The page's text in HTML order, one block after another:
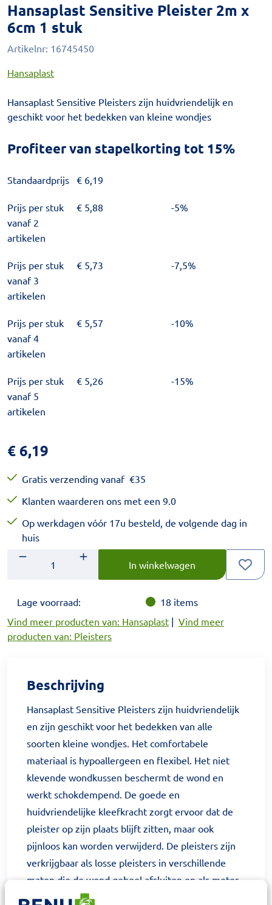
Hansaplast Sensitive Pleister 2m x
6cm 1 stuk
Artikelnr: 16745450
Hansaplast
Hansaplast Sensitive Pleisters zijn huidvriendelijk en
geschikt voor het bedekken van kleine wondjes
Profiteer van stapelkorting tot 15%
Standaardprijs € 6,19
Prijs per stuk
vanaf 2
artikelen
€ 5,88 -5%
Prijs per stuk
vanaf 3
artikelen
€ 5,73 -7,5%
Prijs per stuk
vanaf 4
artikelen
€ 5,57 -10%
Prijs per stuk
vanaf 5
artikelen
€ 5,26 -15%
€ 6,19
Gratis verzending vanaf €35
Klanten waarderen ons met een 9.0
Op werkdagen vóór 17u besteld, de volgende dag in
huis
Aantal
Voer het gewenste aantal in.
In winkelwagen
Lage voorraad: 18 items
Vind meer producten van: Hansaplast | Vind meer
producten van: Pleisters
Beschrijving
Hansaplast Sensitive Pleisters zijn huidvriendelijk
en zijn geschikt voor het bedekken van alle
soorten kleine wondjes. Het comfortabele
materiaal is hypoallergeen en flexibel. Het niet
klevende wondkussen beschermt de wond en
werkt schokdempend. De goede en
huidvriendelijke kleefkracht zorgt ervoor dat de
pleister op zijn plaats blijft zitten, maar ook
pijnloos kan worden verwijderd. De pleisters zijn
verkrijgbaar als losse pleisters in verschillende
maten die de wond geheel afsluiten en als meter
(10 stuks) die in de gewenste maat kan worden